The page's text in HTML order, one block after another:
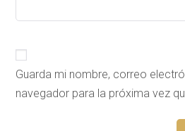
Guarda mi nombre, correo
navegador para la próxima vez